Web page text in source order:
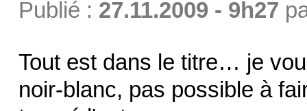
Publié : 27.11.2009 - 9h27
Tout est dans le titre… je
noir-blanc, pas possible à